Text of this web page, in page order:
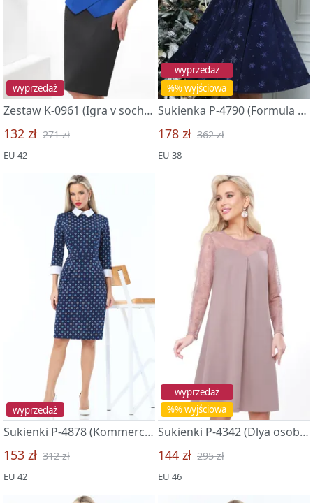
wyprzedaż
Zestaw K-0961 (Igra v sochetanii)
132 zł 271 zł
EU 42
%% wyjściowa
wyprzedaż
Sukienka P-4790 (Formula soblazna, nyu)
178 zł 362 zł
EU 38
wyprzedaż
Sukienki P-4878 (Kommercheskij proekt, xit)
153 zł 312 zł
EU 42
%% wyjściowa
wyprzedaż
Sukienki P-4342 (Dlya osobyx momentov, xit)
144 zł 295 zł
EU 46